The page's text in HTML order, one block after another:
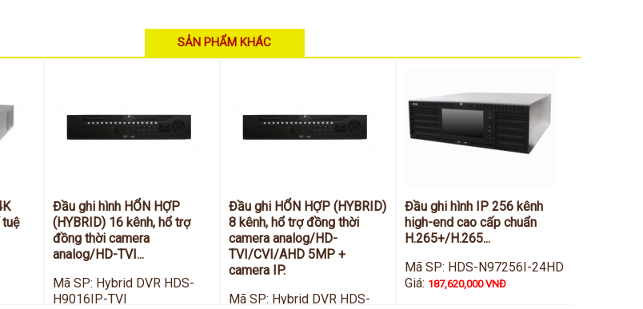
SẢN PHẨM KHÁC
Đầu ghi hình HỔN HỢP
(HYBRID) 16 kênh, hổ trợ
đồng thời camera
analog/HD-TVI...
Mã SP: Hybrid DVR HDS-
H9016IP-TVI
Đầu ghi HỔN HỢP (HYBRID)
8 kênh, hổ trợ đồng thời
camera analog/HD-
TVI/CVI/AHD 5MP +
camera IP.
Mã SP: Hybrid DVR HDS-
Đầu ghi hình IP 256 kênh
high-end cao cấp chuẩn
H.265+/H.265...
Mã SP: HDS-N97256I-24HD
Giá: 187,620,000 VNĐ